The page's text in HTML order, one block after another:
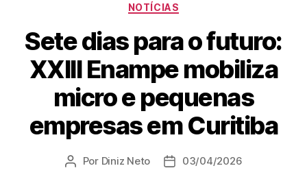
NOTÍCIAS
Sete dias para o futuro:
XXIII Enampe mobiliza
micro e pequenas
empresas em Curitiba
Por Diniz Neto 03/04/2026